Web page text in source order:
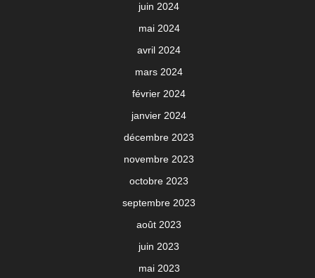
juin 2024
mai 2024
avril 2024
mars 2024
février 2024
janvier 2024
décembre 2023
novembre 2023
octobre 2023
septembre 2023
août 2023
juin 2023
mai 2023